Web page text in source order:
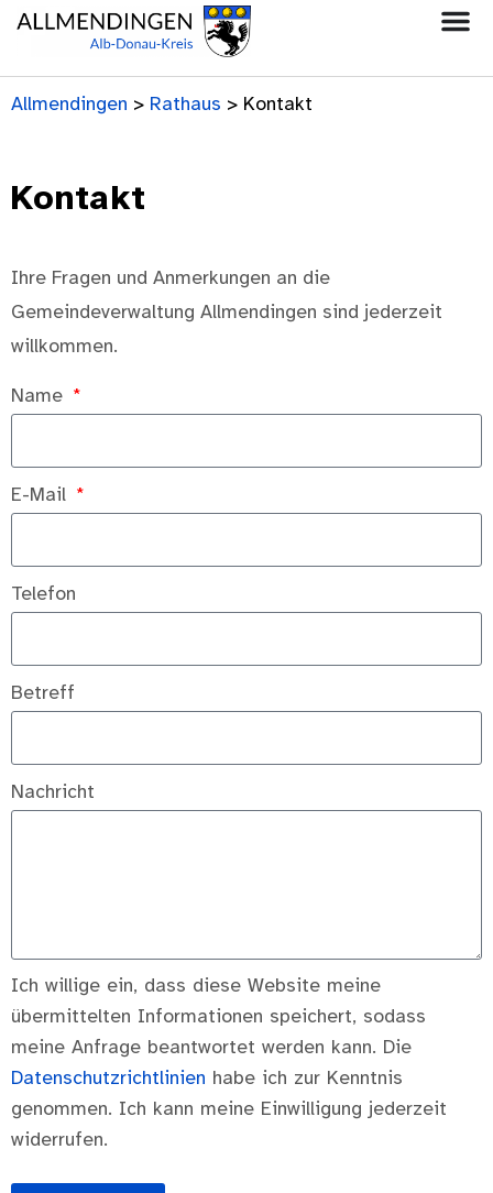
Allmendingen > Rathaus > Kontakt
Kontakt
Ihre Fragen und Anmerkungen an die
Gemeindeverwaltung Allmendingen sind jederzeit
willkommen.
Name
E-Mail
Telefon
Betreff
Nachricht
Ich willige ein, dass diese Website meine
übermittelten Informationen speichert, sodass
meine Anfrage beantwortet werden kann. Die
Datenschutzrichtlinien habe ich zur Kenntnis
genommen. Ich kann meine Einwilligung jederzeit
widerrufen.